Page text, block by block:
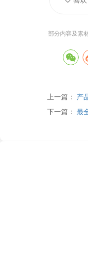
部分内容及素
上一篇： 产
下一篇： 最